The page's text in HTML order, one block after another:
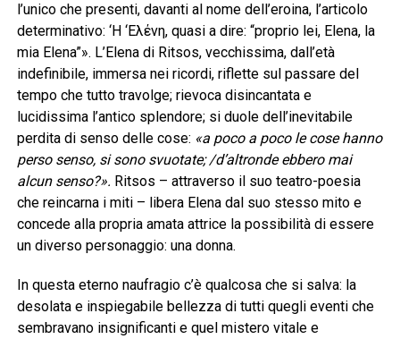
l’unico che presenti, davanti al nome dell’eroina, l’articolo
determinativo: ‘H ‘Eλένη, quasi a dire: “proprio lei, Elena, la
mia Elena”». L’Elena di Ritsos, vecchissima, dall’età
indefinibile, immersa nei ricordi, riflette sul passare del
tempo che tutto travolge; rievoca disincantata e
lucidissima l’antico splendore; si duole dell’inevitabile
perdita di senso delle cose: «a poco a poco le cose hanno
perso senso, si sono svuotate; /d’altronde ebbero mai
alcun senso?». Ritsos – attraverso il suo teatro-poesia
che reincarna i miti – libera Elena dal suo stesso mito e
concede alla propria amata attrice la possibilità di essere
un diverso personaggio: una donna.
In questa eterno naufragio c’è qualcosa che si salva: la
desolata e inspiegabile bellezza di tutti quegli eventi che
sembravano insignificanti e quel mistero vitale e